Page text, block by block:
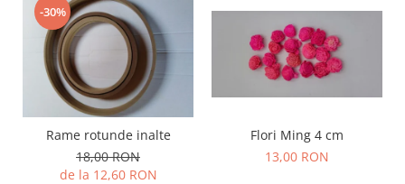
-30%
Rame rotunde inalte
18,00 RON
de la 12,60 RON
Flori Ming 4 cm
13,00 RON